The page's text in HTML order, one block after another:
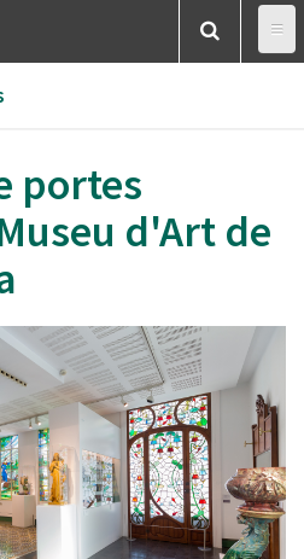
portes
d'Art de